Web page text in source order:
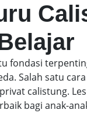
fondasi
Salah satu
calistung.
bagi anak-